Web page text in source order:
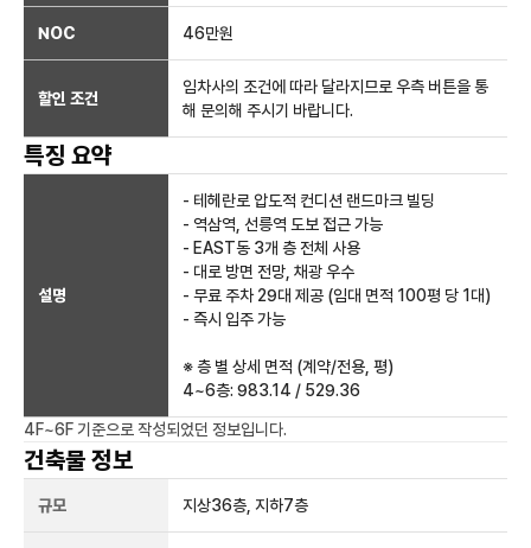
NOC 46만원
할인 조건
임차사의 조건에 따라 달라지므로 우측 버튼을 통
해 문의해 주시기 바랍니다.
특징 요약
설명
- 테헤란로 압도적 컨디션 랜드마크 빌딩
- 역삼역, 선릉역 도보 접근 가능
- EAST동 3개 층 전체 사용
- 대로 방면 전망, 채광 우수
- 무료 주차 29대 제공 (임대 면적 100평 당 1대)
- 즉시 입주 가능
※ 층 별 상세 면적 (계약/전용, 평)
4~6층: 983.14 / 529.36
4F~6F 기준으로 작성되었던 정보입니다.
건축물 정보
규모 지상36층, 지하7층